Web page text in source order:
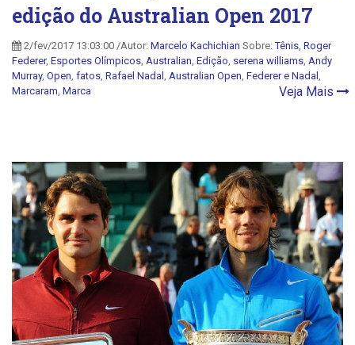
edição do Australian Open 2017
2/fev/2017 13:03:00 /Autor: Marcelo Kachichian Sobre:Tênis Roger
Federer, Esportes Olímpicos Australian Edição serena williams Andy
Murray, Open fatos Rafael Nadal Australian Open Federer e Nadal
Marcaram Marca Veja Mais